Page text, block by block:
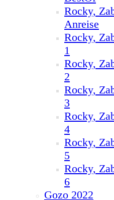
Rocky,
Anreise
Rocky,
1
Rocky,
2
Rocky,
3
Rocky,
4
Rocky,
5
Rocky,
6
Gozo 2022